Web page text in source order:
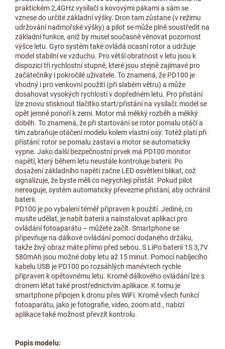
praktickém 2,4GHz vysílači s kovovými pákami a sám se
vznese do určité základní výšky. Dron tam zůstane (v režimu
udržování nadmořské výšky) a pilot se může plně soustředit na
základní funkce, aniž by musel současně věnovat pozornost
výšce letu. Gyro systém také ovládá ocasní rotor a udržuje
model stabilní ve vzduchu. Pro větší obratnost v letu jsou k
dispozici tři rychlostní stupně, které jsou stejně zajímavé pro
začátečníky i pokročilé uživatele. To znamená, že PD100 je
vhodný i pro venkovní použití (při slabém větru) a může
dosahovat vysokých rychlostí v dopředném letu. Pro přistání
lze znovu stisknout tlačítko start/přistání na vysílači: model se
opět jemně ponoří k zemi. Motor má měkký rozběh a měkký
doběh. To znamená, že při startování se rotor pomalu otáčí a
tím zabraňuje otáčení modelu kolem vlastní osy. Totéž platí při
přistání: rotor se pomalu zastaví a motor se automaticky
vypne. Jako další bezpečnostní prvek má PD100 monitor
napětí, který během letu neustále kontroluje baterii. Po
dosažení základního napětí začne LED osvětlení blikat, což
signalizuje, že byste měli co nejrychleji přistát. Pokud pilot
nereaguje, systém automaticky převezme přistání, aby ochránil
baterii.
PD100 je po vybalení téměř připraven k použití. Jediné, co
musíte udělat, je nabít baterii a nainstalovat aplikaci pro
ovládání fotoaparátu – můžete začít. Smartphone se
připevňuje na dálkové ovládání pomocí dodaného držáku,
takže živý obraz máte přímo před sebou. S LiPo baterií 1S 3,7V
580mAh jsou možné doby letu až 15 minut. Pomocí nabíjecího
kabelu USB je PD100 po rozsáhlých manévrech rychle
připraven k opětovnému letu. Kromě dálkového ovládání lze s
dronem létat také prostřednictvím aplikace. K tomu je
smartphone připojen k dronu přes WiFi. Kromě všech funkcí
fotoaparátu, jako je fotografie, video, zoom atd., nabízí
aplikace také možnost převzít kontrolu.
Popis modelu: